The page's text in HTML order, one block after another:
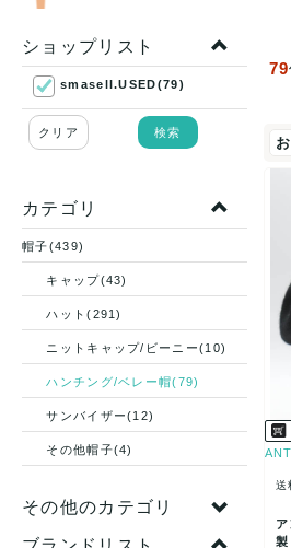
ショップリスト
smasell.USED(79)
クリア 検索
カテゴリ
帽子(439)
キャップ(43)
ハット(291)
ニットキャップ/ビーニー(10)
ハンチング/ベレー帽(79)
サンバイザー(12)
その他帽子(4)
その他のカテゴリ
79
送